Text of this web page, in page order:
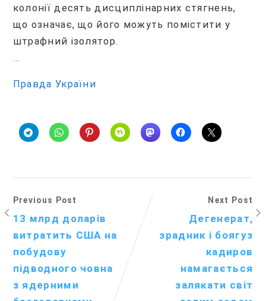
колонії десять дисциплінарних стягнень,
що означає, що його можуть помістити у
штрафний ізолятор.
…
Правда України
Previous Post
13 млрд доларів
витратить США на
побудову
підводного човна
з ядерними
Next Post
Дегенерат,
зрадник і боягуз
кадиров
намагається
залякати світ